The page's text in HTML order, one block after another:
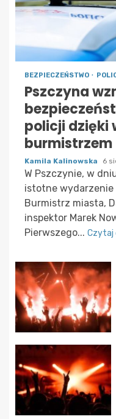
BEZPIECZEŃSTWO
Pszczyna
policji dzięki
burmistrzem
Kamila Kalinowska 6
W Pszczynie, w
istotne wydarzenie
Burmistrz miasta,
inspektor Marek
Pierwszego... Czytaj